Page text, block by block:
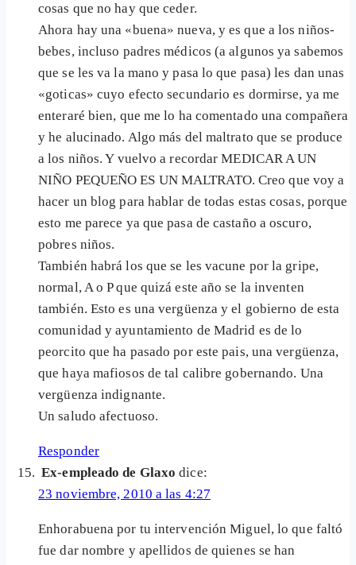
cosas que no hay que ceder.
Ahora hay una «buena» nueva, y es que a los niños-
bebes, incluso padres médicos (a algunos ya sabemos
que se les va la mano y pasa lo que pasa) les dan unas
«goticas» cuyo efecto secundario es dormirse, ya me
enteraré bien, que me lo ha comentado una compañera
y he alucinado. Algo más del maltrato que se produce
a los niños. Y vuelvo a recordar MEDICAR A UN
NIÑO PEQUEÑO ES UN MALTRATO. Creo que voy a
hacer un blog para hablar de todas estas cosas, porque
esto me parece ya que pasa de castaño a oscuro,
pobres niños.
También habrá los que se les vacune por la gripe,
normal, A o P que quizá este año se la inventen
también. Esto es una vergüenza y el gobierno de esta
comunidad y ayuntamiento de Madrid es de lo
peorcito que ha pasado por este pais, una vergüenza,
que haya mafiosos de tal calibre gobernando. Una
vergüenza indignante.
Un saludo afectuoso.
Responder
Ex-empleado de Glaxo dice:
23 noviembre, 2010 a las 4:27
Enhorabuena por tu intervención Miguel, lo que faltó
fue dar nombre y apellidos de quienes se han